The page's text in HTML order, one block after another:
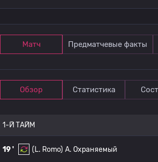
Матч Предматчевые факты
Обзор Статистика
1-Й ТАЙМ
19 ' (L. Romo) A. Охраняемый